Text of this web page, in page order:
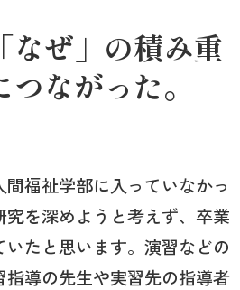
なぜ」の積み重
ながった。
福祉学部に入っていなかっ
を深めようと考えず、卒業
たと思います。演習などの
導の先生や実習先の指導者